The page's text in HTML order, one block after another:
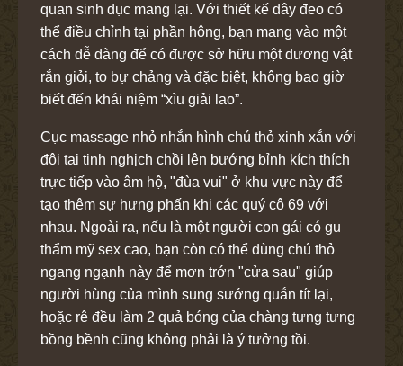
quan sinh dục mang lại. Với thiết kế dây đeo có
thể điều chỉnh tại phần hông, bạn mang vào một
cách dễ dàng để có được sở hữu một dương vật
rắn giỏi, to bự chảng và đặc biệt, không bao giờ
biết đến khái niệm “xìu giải lao”.
Cục massage nhỏ nhắn hình chú thỏ xinh xắn với
đôi tai tinh nghịch chồi lên bướng bỉnh kích thích
trực tiếp vào âm hộ, "đùa vui" ở khu vực này để
tạo thêm sự hưng phấn khi các quý cô 69 với
nhau. Ngoài ra, nếu là một người con gái có gu
thẩm mỹ sex cao, bạn còn có thể dùng chú thỏ
ngang ngạnh này để mơn trớn "cửa sau" giúp
người hùng của mình sung sướng quắn tít lại,
hoặc rê đều làm 2 quả bóng của chàng tưng tưng
bồng bềnh cũng không phải là ý tưởng tồi.